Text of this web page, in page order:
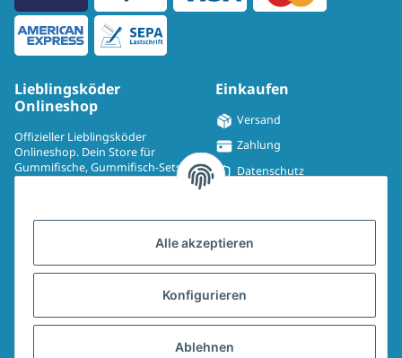
Alle akzeptieren
Konfigurieren
Ablehnen
Lieblingsköder
Onlineshop
Offizieller Lieblingsköder
Onlineshop. Dein Store für
Gummifische, Gummifisch-Sets,
Einkaufen
Versand
Zahlung
Datenschutz
Widerrufsrecht
AGB
Sitemap
Widerrufsformular